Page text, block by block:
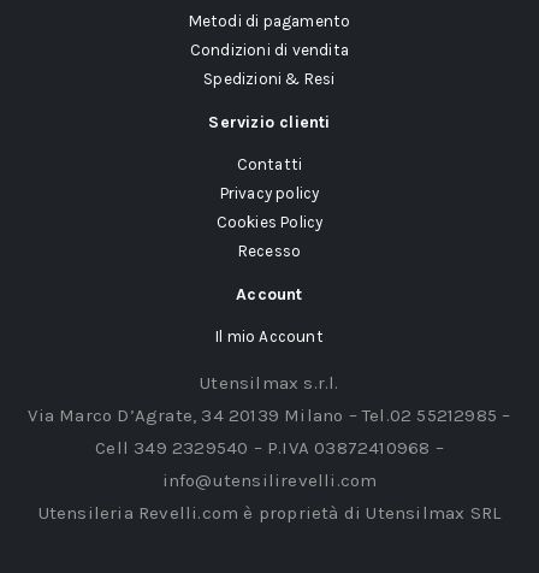
Metodi di pagamento
Condizioni di vendita
Spedizioni & Resi
Servizio clienti
Contatti
Privacy policy
Cookies Policy
Recesso
Account
Il mio Account
Utensilmax s.r.l.
Via Marco D’Agrate, 34 20139 Milano – Tel.02 55212985 –
Cell 349 2329540 – P.IVA 03872410968 –
info@utensilirevelli.com
Utensileria Revelli.com è proprietà di Utensilmax SRL